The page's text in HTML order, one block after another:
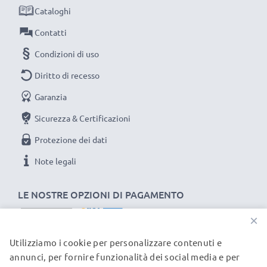
ambientale e gli scarti superflui.
Scegli CELLONIC, scegli la lunga durata e l'efficienza,
non fare compromessi sulla qualità: ordina ora!
LE NOSTRE OPZIONI DI PAGAMENTO
Cataloghi
Contatti
Condizioni di uso
Diritto di recesso
Garanzia
Sicurezza & Certificazioni
Protezione dei dati
Note legali
I NOSTRI PARTNER DI SPEDIZIONE
×
Utilizziamo i cookie per personalizzare contenuti e
annunci, per fornire funzionalità dei social media e per